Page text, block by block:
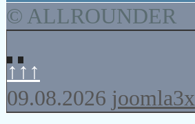
© ALLROUNDER
↑↑↑
09.08.2026 joomla3x